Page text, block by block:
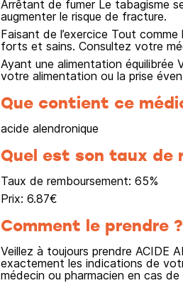
Arrêtant de fumer Le tabagisme
augmenter le risque de fracture.
Faisant de l’exercice Tout
forts et sains. Consultez votre
Ayant une alimentation équilibrée
votre alimentation ou la prise
Que contient ce
acide alendronique
Quel est son taux de
Taux de remboursement: 65%
Prix: 6.87€
Comment le prendre ?
Veillez à toujours prendre ACIDE
exactement les indications de
médecin ou pharmacien en cas